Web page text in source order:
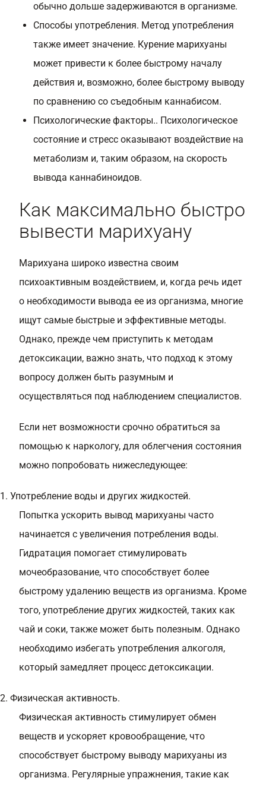
обычно дольше задерживаются в организме.
Способы употребления. Метод употребления
также имеет значение. Курение марихуаны
может привести к более быстрому началу
действия и, возможно, более быстрому выводу
по сравнению со съедобным каннабисом.
Психологические факторы.. Психологическое
состояние и стресс оказывают воздействие на
метаболизм и, таким образом, на скорость
вывода каннабиноидов.
Как максимально быстро
вывести марихуану
Марихуана широко известна своим
психоактивным воздействием, и, когда речь идет
о необходимости вывода ее из организма, многие
ищут самые быстрые и эффективные методы.
Однако, прежде чем приступить к методам
детоксикации, важно знать, что подход к этому
вопросу должен быть разумным и
осуществляться под наблюдением специалистов.
Если нет возможности срочно обратиться за
помощью к наркологу, для облегчения состояния
можно попробовать нижеследующее:
1. Употребление воды и других жидкостей.
Попытка ускорить вывод марихуаны часто
начинается с увеличения потребления воды.
Гидратация помогает стимулировать
мочеобразование, что способствует более
быстрому удалению веществ из организма. Кроме
того, употребление других жидкостей, таких как
чай и соки, также может быть полезным. Однако
необходимо избегать употребления алкоголя,
который замедляет процесс детоксикации.
2. Физическая активность.
Физическая активность стимулирует обмен
веществ и ускоряет кровообращение, что
способствует быстрому выводу марихуаны из
организма. Регулярные упражнения, такие как